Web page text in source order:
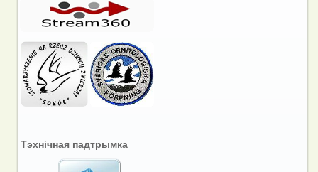
Тэхнічная падтрымка